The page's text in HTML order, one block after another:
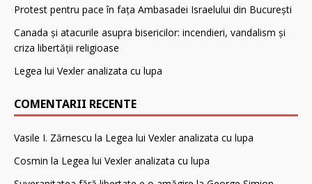
Protest pentru pace în fața Ambasadei Israelului din București
Canada și atacurile asupra bisericilor: incendieri, vandalism și
criza libertății religioase
Legea lui Vexler analizata cu lupa
COMENTARII RECENTE
Vasile I. Zărnescu la Legea lui Vexler analizata cu lupa
Cosmin la Legea lui Vexler analizata cu lupa